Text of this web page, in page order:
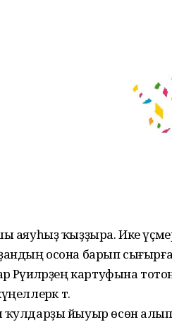
ҡыҙҙыра. Ике үҫмер
осона барып
картуфына
тә.
йыуыр өсөн алып